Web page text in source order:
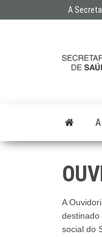
to
A
A
destinado
social do